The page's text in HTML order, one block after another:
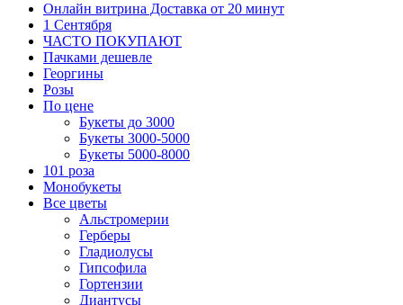
Онлайн витрина Доставка от 20 минут
1 Сентября
ЧАСТО ПОКУПАЮТ
Пачками дешевле
Георгины
Розы
По цене
Букеты до 3000
Букеты 3000-5000
Букеты 5000-8000
101 роза
Монобукеты
Все цветы
Альстромерии
Герберы
Гладиолусы
Гипсофила
Гортензии
Диантусы